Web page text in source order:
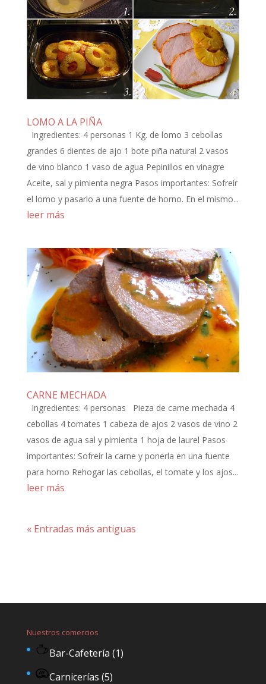
LOMO A LA PIÑA
Ingredientes: 4 personas 1 Kg. de lomo 3 cebollas
grandes 6 dientes de ajo 1 bote piña natural 2 vasos
de vino blanco 1 vaso de agua Pepinillos en vinagre
Aceite, sal y pimienta negra Pasos importantes: Sofreír
el lomo y pasarlo a una fuente de horno. En el mismo...
leer más
CARNE MECHADA
Ingredientes: 4 personas Pieza de carne mechada 4
cebollas 4 tomates 1 cabeza de ajos 2 vasos de vino 2
vasos de agua sal y pimienta 1 hoja de laurel Pasos
importantes: Sofreír la carne y ponerla en una fuente
para horno Rehogar las cebollas, el tomate y los ajos...
leer más
« Entradas más antiguas
Nuestros comercios
Bar-Cafetería (1)
Carnicerías (5)